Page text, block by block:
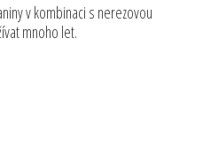
v kombinaci s nerezovou
mnoho let.